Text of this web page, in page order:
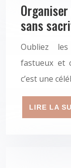
sans
Oubliez
fastueux et
c’est une
LIRE LA